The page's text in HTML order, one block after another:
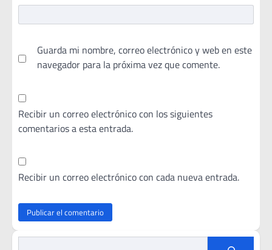
Guarda mi nombre, correo electrónico y web en este
navegador para la próxima vez que comente.
Recibir un correo electrónico con los siguientes
comentarios a esta entrada.
Recibir un correo electrónico con cada nueva entrada.